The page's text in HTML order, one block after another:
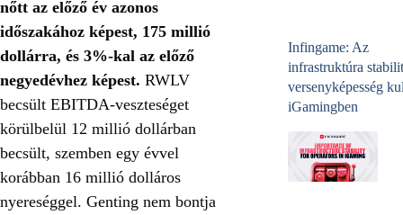
nőtt az előző év azonos
időszakához képest, 175 millió
dollárra, és 3%-kal az előző
negyedévhez képest. RWLV
becsült EBITDA-veszteséget
körülbelül 12 millió dollárban
becsült, szemben egy évvel
korábban 16 millió dolláros
nyereséggel. Genting nem bontja
Infingame: Az
infrastruktúra
versenyképesség
iGamingben